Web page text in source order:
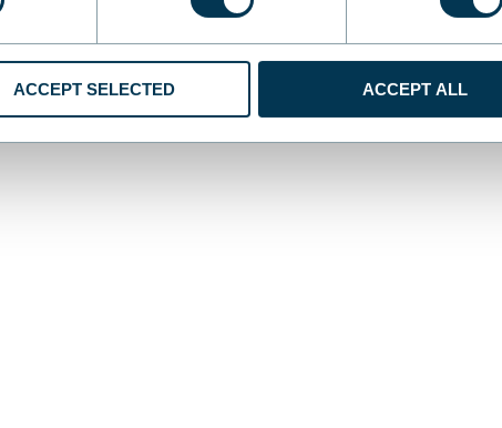
ACCEPT SELECTED ACCEPT ALL
à vous inscrire gratuitement à Coupler.io (aucune carte de crédit